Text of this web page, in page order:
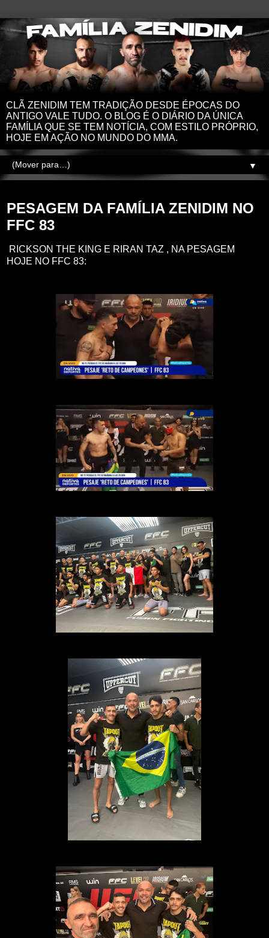
CLÃ ZENIDIM TEM TRADIÇÃO DESDE ÉPOCAS DO
ANTIGO VALE TUDO. O BLOG É O DIÁRIO DA ÚNICA
FAMÍLIA QUE SE TEM NOTÍCIA, COM ESTILO PRÓPRIO,
HOJE EM AÇÃO NO MUNDO DO MMA.
▼
PESAGEM DA FAMÍLIA ZENIDIM NO
FFC 83
RICKSON THE KING E RIRAN TAZ , NA PESAGEM
HOJE NO FFC 83: